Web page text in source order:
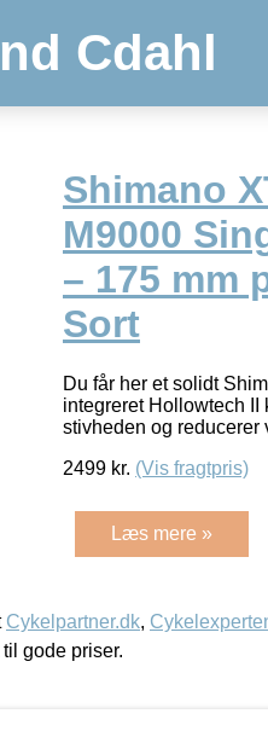
Cdahl
Shimano
M9000
– 175 mm
Sort
Du får her et solidt
integreret Hollowtech II
stivheden og
2499 kr. (Vis fragtpris)
Læs mere »
Cykelpartner.dk,
gode priser.